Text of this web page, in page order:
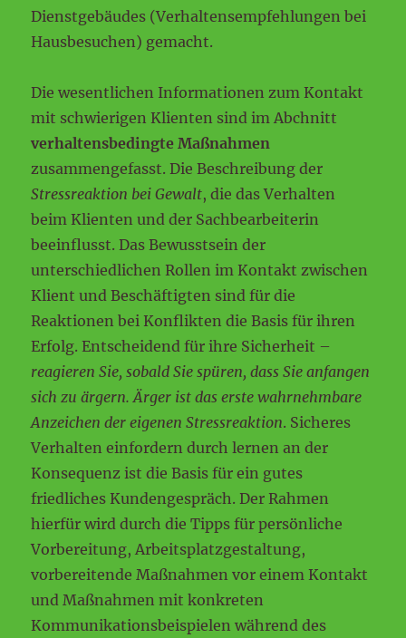
Dienstgebäudes (Verhaltensempfehlungen bei
Hausbesuchen) gemacht.
Die wesentlichen Informationen zum Kontakt
mit schwierigen Klienten sind im Abchnitt
verhaltensbedingte Maßnahmen
zusammengefasst. Die Beschreibung der
Stressreaktion bei Gewalt, die das Verhalten
beim Klienten und der Sachbearbeiterin
beeinflusst. Das Bewusstsein der
unterschiedlichen Rollen im Kontakt zwischen
Klient und Beschäftigten sind für die
Reaktionen bei Konflikten die Basis für ihren
Erfolg. Entscheidend für ihre Sicherheit –
reagieren Sie, sobald Sie spüren, dass Sie anfangen
sich zu ärgern. Ärger ist das erste wahrnehmbare
Anzeichen der eigenen Stressreaktion. Sicheres
Verhalten einfordern durch lernen an der
Konsequenz ist die Basis für ein gutes
friedliches Kundengespräch. Der Rahmen
hierfür wird durch die Tipps für persönliche
Vorbereitung, Arbeitsplatzgestaltung,
vorbereitende Maßnahmen vor einem Kontakt
und Maßnahmen mit konkreten
Kommunikationsbeispielen während des